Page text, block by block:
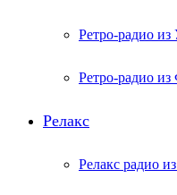
Ретро-радио
Ретро-радио
Релакс
Релакс радио